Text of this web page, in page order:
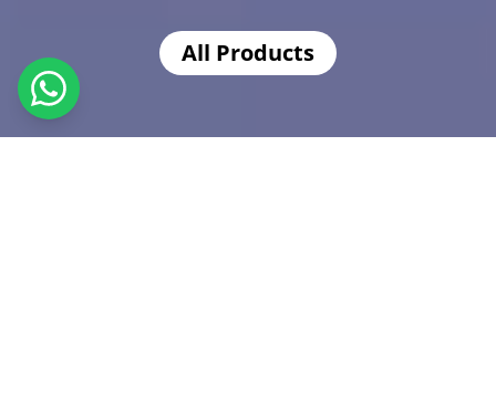
All Products